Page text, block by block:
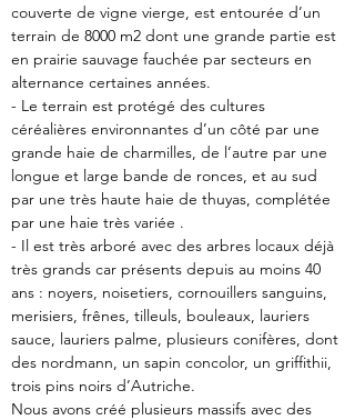
couverte de vigne vierge, est entourée d’un
terrain de 8000 m2 dont une grande partie est
en prairie sauvage fauchée par secteurs en
alternance certaines années.
- Le terrain est protégé des cultures
céréalières environnantes d’un côté par une
grande haie de charmilles, de l’autre par une
longue et large bande de ronces, et au sud
par une très haute haie de thuyas, complétée
par une haie très variée .
- Il est très arboré avec des arbres locaux déjà
très grands car présents depuis au moins 40
ans : noyers, noisetiers, cornouillers sanguins,
merisiers, frênes, tilleuls, bouleaux, lauriers
sauce, lauriers palme, plusieurs conifères, dont
des nordmann, un sapin concolor, un griffithii,
trois pins noirs d’Autriche.
Nous avons créé plusieurs massifs avec des